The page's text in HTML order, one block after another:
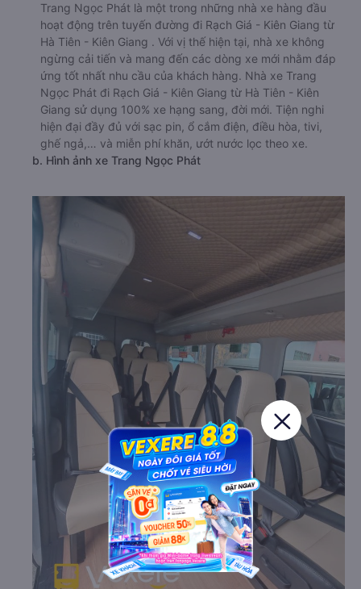
Trang Ngọc Phát là một trong những nhà xe hàng đầu
hoạt động trên tuyến đường đi Rạch Giá - Kiên Giang từ
Hà Tiên - Kiên Giang . Với vị thế hiện tại, nhà xe không
ngừng cải tiến và mang đến các dòng xe mới nhằm đáp
ứng tốt nhất nhu cầu của khách hàng. Nhà xe Trang
Ngọc Phát đi Rạch Giá - Kiên Giang từ Hà Tiên - Kiên
Giang sử dụng 100% xe hạng sang, đời mới. Tiện nghi
hiện đại đầy đủ với sạc pin, ổ cắm điện, điều hòa, tivi,
ghế ngả,… và miễn phí khăn, ướt nước lọc theo xe.
b. Hình ảnh xe Trang Ngọc Phát